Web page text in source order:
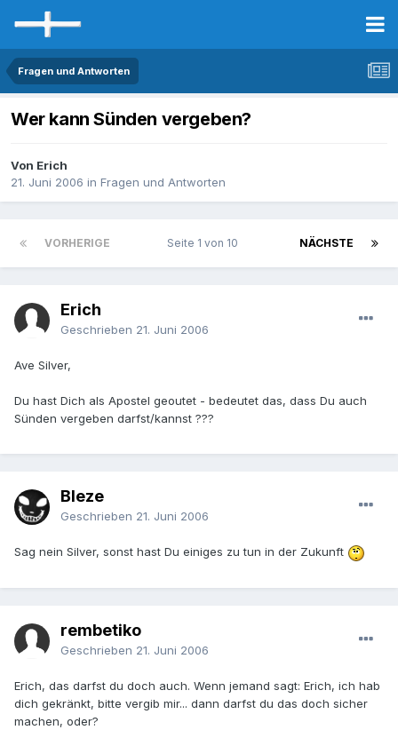
Fragen und Antworten
Wer kann Sünden vergeben?
Von Erich
21. Juni 2006 in Fragen und Antworten
VORHERIGE NÄCHSTE
Seite 1 von 10
Erich
Geschrieben 21. Juni 2006
Ave Silver,
Du hast Dich als Apostel geoutet - bedeutet das, dass Du auch
Sünden vergeben darfst/kannst ???
Bleze
Geschrieben 21. Juni 2006
Sag nein Silver, sonst hast Du einiges zu tun in der Zukunft
rembetiko
Geschrieben 21. Juni 2006
Erich, das darfst du doch auch. Wenn jemand sagt: Erich, ich hab
dich gekränkt, bitte vergib mir... dann darfst du das doch sicher
machen, oder?